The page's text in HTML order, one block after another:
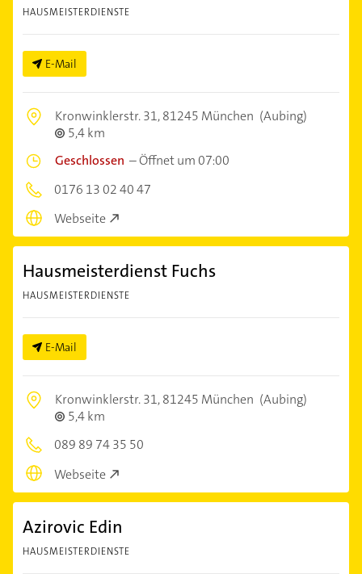
HAUSMEISTERDIENSTE
E-Mail
Kronwinklerstr. 31,81245 München (Aubing)
5,4 km
Geschlossen –Öffnet um 07:00
0176 13 02 40 47
Webseite
Hausmeisterdienst Fuchs
HAUSMEISTERDIENSTE
E-Mail
Kronwinklerstr. 31,81245 München (Aubing)
5,4 km
089 89 74 35 50
Webseite
Azirovic Edin
HAUSMEISTERDIENSTE